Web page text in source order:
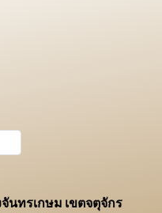
นทรเกษม เขตจตุจักร